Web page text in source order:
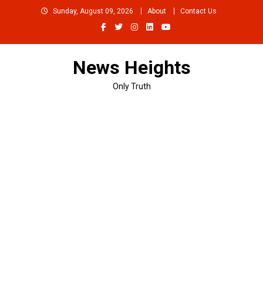
Sunday, August 09, 2026 About Contact Us
News Heights
Only Truth